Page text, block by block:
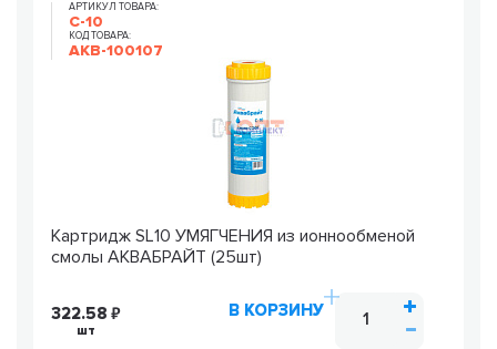
АРТИКУЛ ТОВАРА:
С-10
КОД ТОВАРА:
AKB-100107
Картридж SL10 УМЯГЧЕНИЯ из ионнообменой
смолы АКВАБРАЙТ (25шт)
322.58
шт
В КОРЗИНУ